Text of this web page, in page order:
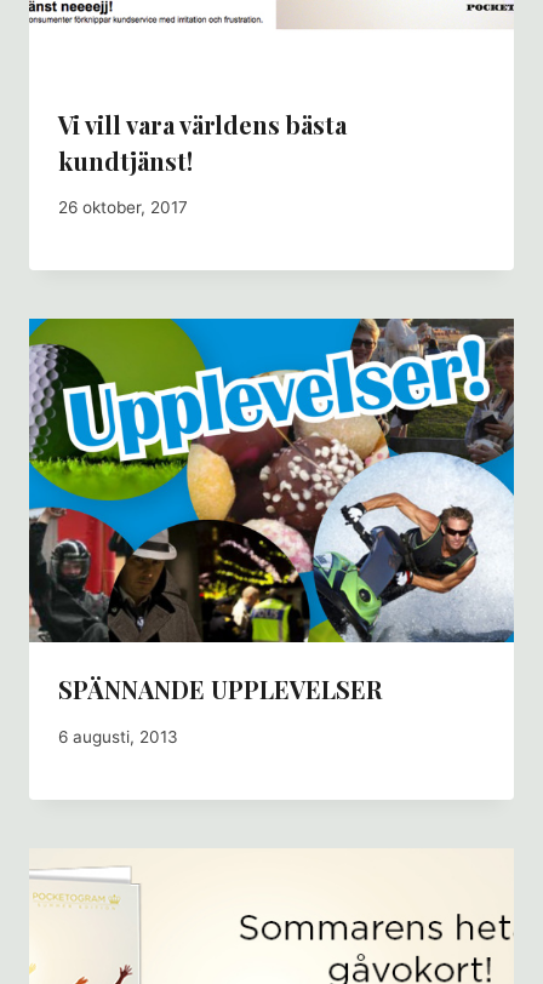
Vi vill vara världens bästa
kundtjänst!
26 oktober, 2017
SPÄNNANDE UPPLEVELSER
6 augusti, 2013